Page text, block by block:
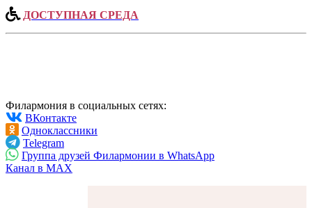
ДОСТУПНАЯ СРЕДА
Филармония в социальных сетях:
ВКонтакте
Одноклассники
Telegram
Группа друзей Филармонии в WhatsApp
Канал в MAX